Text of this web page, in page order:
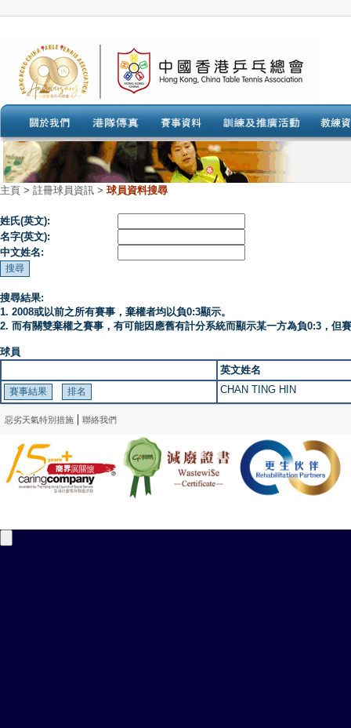
主頁 > 註冊球員資訊 > 球員資料搜尋
姓氏(英文):
名字(英文):
中文姓名:
搜尋結果:
1. 2008或以前之所有賽事，棄權者均以負0:3顯示。
2. 而有關雙棄權之賽事，有可能因應舊有計分系統而顯示某一方為負0:3，但
球員
英文姓名
CHAN TING HIN